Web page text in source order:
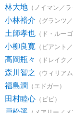
林大地 （ノイマン／
小林裕介 （グランツ
土師孝也 （ド・ルー
小柳良寛 （ビアント
高岡瓶々 （ドレイク
森川智之 （ウィリア
福島潤 （エドガー）
田村睦心 （ビビ）